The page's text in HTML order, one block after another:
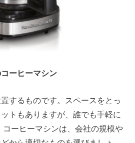
ーヒーマシン
するものです。スペースをとっ
トもありますが、誰でも手軽に
コーヒーマシンは、会社の規模や